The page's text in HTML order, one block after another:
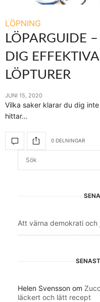
LÖPNING
LÖPARGUIDE
DIG
LÖPTURER
JUNI 15, 2020
Vilka saker klarar du dig
hittar…
0 DELNINGAR
Att värna demokrati och
Helen Svensson om
läckert och lätt recept